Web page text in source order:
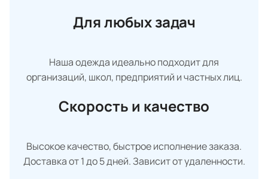
Для любых задач
Наша одежда идеально подходит для
организаций, школ, предприятий и частных лиц.
Скорость и качество
Высокое качество, быстрое исполнение заказа.
Доставка от 1 до 5 дней. Зависит от удаленности.